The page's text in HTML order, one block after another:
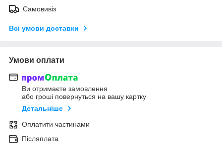
Самовивіз
Всі умови доставки
Умови оплати
Ви отримаєте замовлення
або гроші повернуться на вашу картку
Детальніше
Оплатити частинами
Післяплата